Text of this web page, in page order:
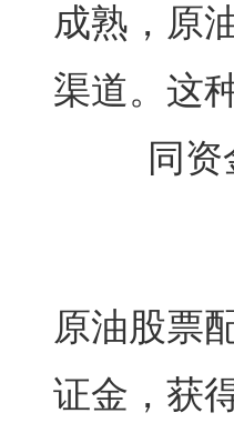
成熟，原
渠道。这
同
原油股票
证金，获